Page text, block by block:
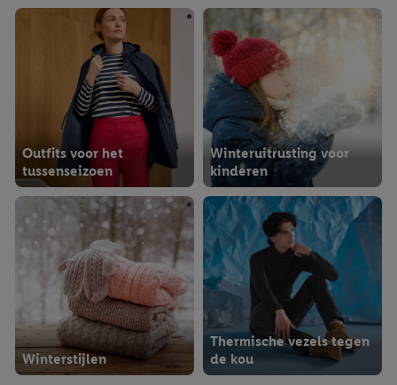
Outfits voor het
tussenseizoen
Winteruitrusting voor
kinderen
Winterstijlen
Thermische vezels tegen
de kou